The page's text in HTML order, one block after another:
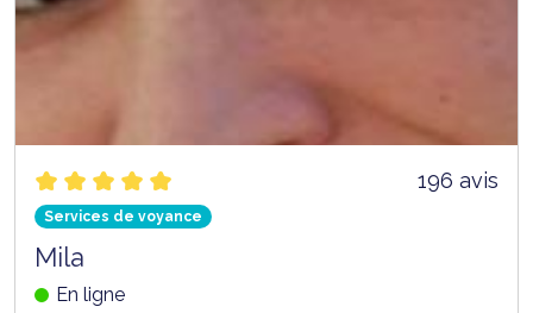
196 avis
Services de voyance
Mila
En ligne